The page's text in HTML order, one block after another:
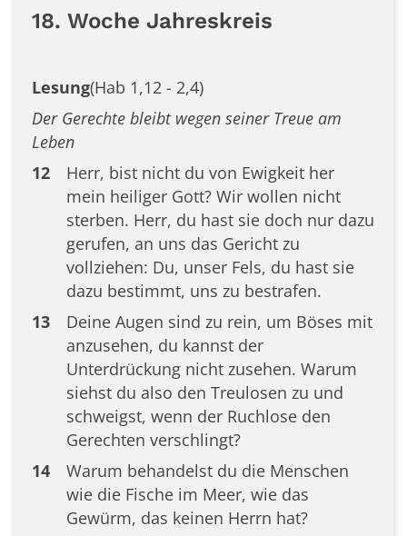
18. Woche Jahreskreis
Lesung(Hab 1,12 - 2,4)
Der Gerechte bleibt wegen seiner Treue am
Leben
12
Herr, bist nicht du von Ewigkeit her
mein heiliger Gott? Wir wollen nicht
sterben. Herr, du hast sie doch nur dazu
gerufen, an uns das Gericht zu
vollziehen: Du, unser Fels, du hast sie
dazu bestimmt, uns zu bestrafen.
13
Deine Augen sind zu rein, um Böses mit
anzusehen, du kannst der
Unterdrückung nicht zusehen. Warum
siehst du also den Treulosen zu und
schweigst, wenn der Ruchlose den
Gerechten verschlingt?
14
Warum behandelst du die Menschen
wie die Fische im Meer, wie das
Gewürm, das keinen Herrn hat?